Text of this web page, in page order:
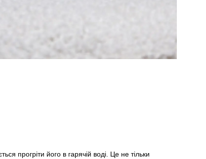
прогріти його в гарячій воді. Це не тільки